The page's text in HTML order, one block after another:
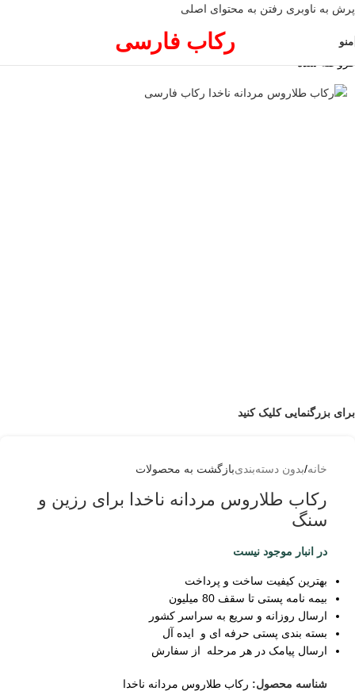
پرش به ناوبری رفتن به محتوای اصلی
منو رکاب فارسی
فروخته شده
برای بزرگنمایی کلیک کنید
خانه/بدون دسته‌بندیبازگشت به محصولات
رکاب طلاروس مردانه ناخدا برای رزین و
سنگ
در انبار موجود نیست
بهترین کیفیت ساخت و پرداخت
بیمه نامه پستی تا سقف 80 میلیون
ارسال روزانه و سریع به سراسر کشور
بسته بندی پستی حرفه ای و ایده آل
ارسال پیامک در هر مرحله از سفارش
شناسه محصول: رکاب طلاروس مردانه ناخدا